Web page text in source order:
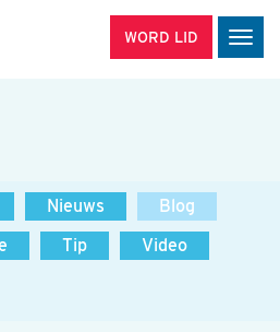
WORD LID
Nieuws
Blog
Tip
Video